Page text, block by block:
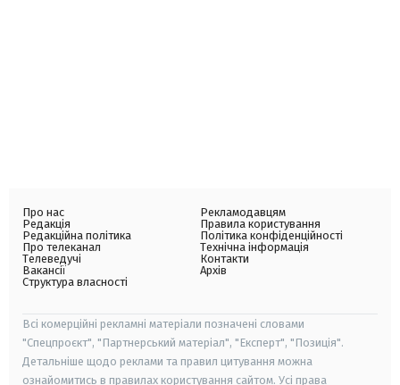
Про нас
Редакція
Редакційна політика
Про телеканал
Телеведучі
Вакансії
Структура власності
Рекламодавцям
Правила користування
Політика конфіденційності
Технічна інформація
Контакти
Архів
Всі комерційні рекламні матеріали позначені словами
"Спецпроєкт", "Партнерський матеріал", "Експерт", "Позиція".
Детальніше щодо реклами та правил цитування можна
ознайомитись в правилах користування сайтом. Усі права